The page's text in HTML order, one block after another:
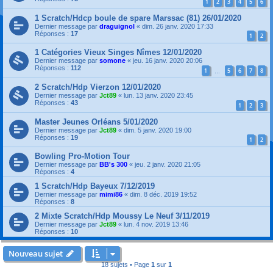
1 Scratch/Hdcp boule de spare Marssac (81) 26/01/2020
Dernier message par draguignol « dim. 26 janv. 2020 17:33
Réponses : 17 1 2
1 Catégories Vieux Singes Nîmes 12/01/2020
Dernier message par somone « jeu. 16 janv. 2020 20:06
Réponses : 112 1 5 6 7 8
2 Scratch/Hdp Vierzon 12/01/2020
Dernier message par Jct89 « lun. 13 janv. 2020 23:45
Réponses : 43 1 2 3
Master Jeunes Orléans 5/01/2020
Dernier message par Jct89 « dim. 5 janv. 2020 19:00
Réponses : 19 1 2
Bowling Pro-Motion Tour
Dernier message par BB's 300 « jeu. 2 janv. 2020 21:05
Réponses : 4
1 Scratch/Hdp Bayeux 7/12/2019
Dernier message par mimi86 « dim. 8 déc. 2019 19:52
Réponses : 8
2 Mixte Scratch/Hdp Moussy Le Neuf 3/11/2019
Dernier message par Jct89 « lun. 4 nov. 2019 13:46
Réponses : 10
Nouveau sujet
18 sujets • Page 1 sur 1